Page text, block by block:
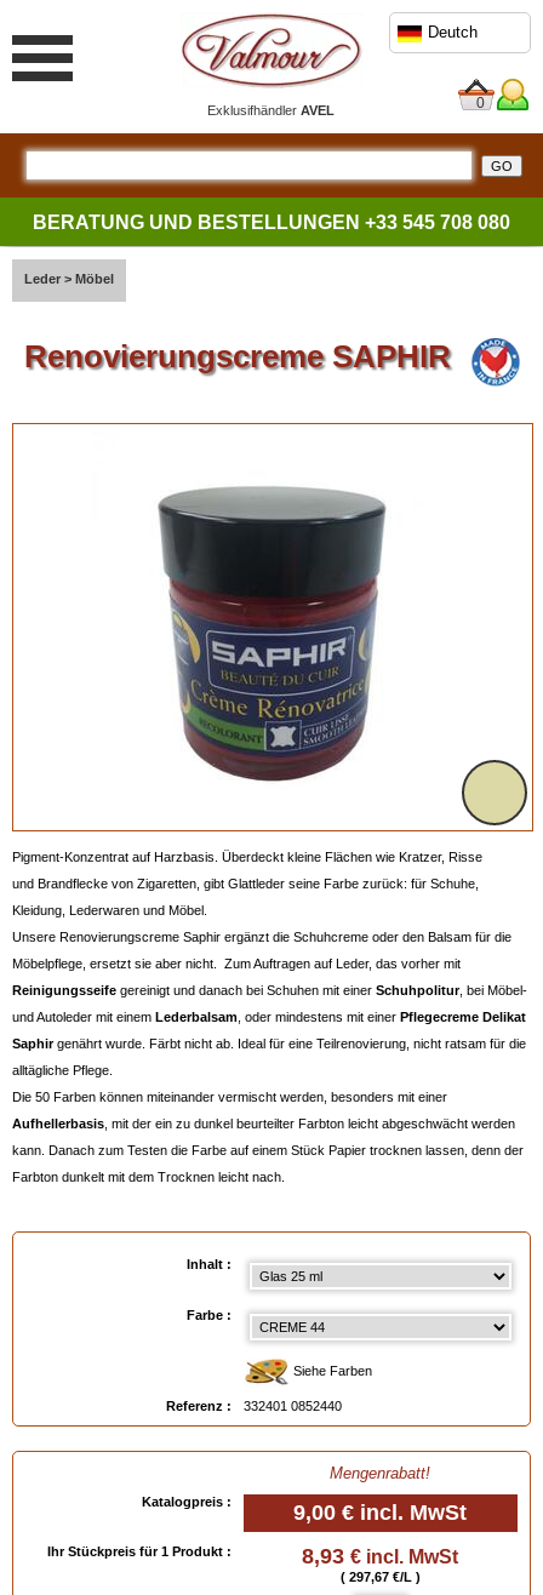
ExklusifhändlerAVEL
Deutch
0
BERATUNG UND BESTELLUNGEN +33 545 708 080
Leder > Möbel
Renovierungscreme SAPHIR
Pigment-Konzentrat auf Harzbasis. Überdeckt kleine Flächen wie Kratzer, Risse
und Brandflecke von Zigaretten, gibt Glattleder seine Farbe zurück: für Schuhe,
Kleidung, Lederwaren und Möbel.
Unsere Renovierungscreme Saphir ergänzt die Schuhcreme oder den Balsam für die
Möbelpflege, ersetzt sie aber nicht. Zum Auftragen auf Leder, das vorher mit
Reinigungsseife gereinigt und danach bei Schuhen mit einer Schuhpolitur, bei Möbel-
und Autoleder mit einem Lederbalsam , oder mindestens mit einer Pflegecreme Delikat
Saphirgenährt wurde. Färbt nicht ab. Ideal für eine Teilrenovierung, nicht ratsam für die
alltägliche Pflege.
Die 50 Farben können miteinander vermischt werden, besonders mit einer
Aufhellerbasis , mit der ein zu dunkel beurteilter Farbton leicht abgeschwächt werden
kann. Danach zum Testen die Farbe auf einem Stück Papier trocknen lassen, denn der
Farbton dunkelt mit dem Trocknen leicht nach.
Anmerkungen:
- Kann vor dem Trockenwerden mit
Feinem Alkohol zum Lackieren
entfernen (vorher
an einer versteckten Stelle testen).
- Einfaches Auftragen mit dem Finger oder mit Hilfe
Schaumgummi-Auftragekissens
siehe unten
Verfügbar in: Tube 25 ml, Glas 25 ml
Inhalt :
Farbe :
Siehe Farben
Referenz : 332401 0852440
Mengenrabatt!
Katalogpreis : 9,00 € incl. MwSt
Ihr Stückpreis für 1 Produkt : 8,93 € incl. MwSt
( 297,67 €/L )